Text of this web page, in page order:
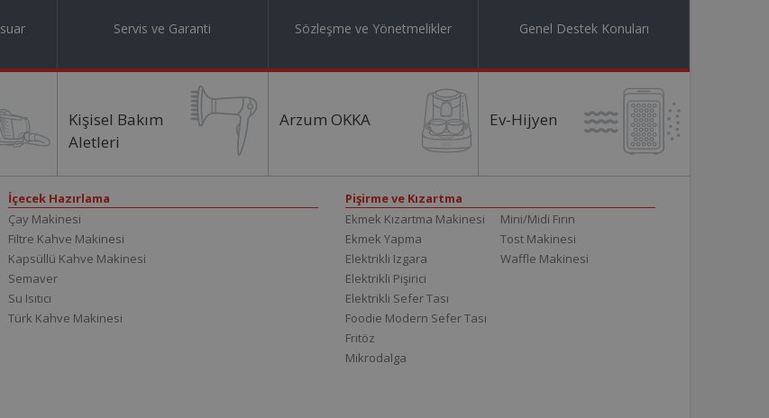
Servis ve Garanti Sözleşme ve Yönetmelikler Genel Destek Konuları
Kişisel Bakım
Aletleri
Arzum OKKA Ev-Hijyen
İçecek Hazırlama
Çay Makinesi
Filtre Kahve Makinesi
Kapsüllü Kahve Makinesi
Semaver
Su Isıtıcı
Türk Kahve Makinesi
Pişirme ve Kızartma
Ekmek Kızartma Makinesi
Ekmek Yapma
Elektrikli Izgara
Elektrikli Pişirici
Elektrikli Sefer Tası
Foodie Modern Sefer Tası
Fritöz
Mikrodalga
Mini/Midi Fırın
Tost Makinesi
Waffle Makinesi